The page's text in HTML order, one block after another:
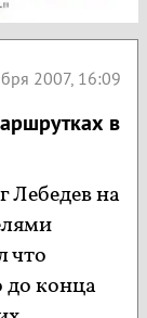
2007, 16:09
в
Лебедев на
что
до конца